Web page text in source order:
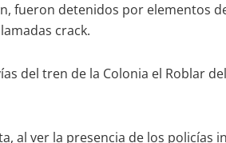
fueron detenidos por elementos
crack.
del tren de la Colonia el Roblar
al ver la presencia de los policías